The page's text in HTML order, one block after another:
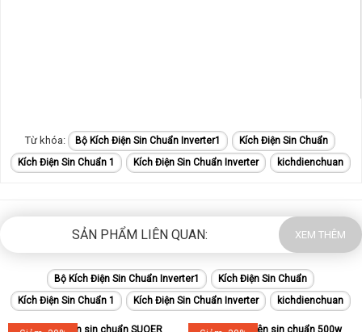
Bộ Kích Điện Sin Chuẩn Inverter1
Kích Điện Sin Chuẩn
Kích Điện Sin Chuẩn 1
Kích Điện Sin Chuẩn Inverter kichdienchuan
SẢN PHẨM LIÊN QUAN: XEM THÊM
Bộ Kích Điện Sin Chuẩn Inverter1
Kích Điện Sin Chuẩn
Kích Điện Sin Chuẩn 1
Kích Điện Sin Chuẩn Inverter kichdienchuan